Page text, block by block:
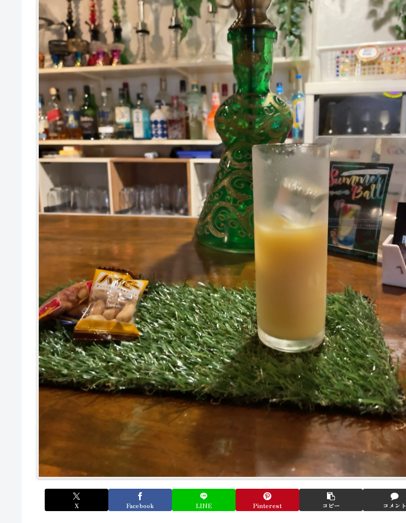
X Facebook LINE Pinterest コピー コメント